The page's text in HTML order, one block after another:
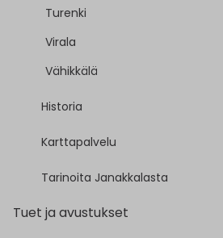
Turenki
Virala
Vähikkälä
Historia
Karttapalvelu
Tarinoita Janakkalasta
Tuet ja avustukset